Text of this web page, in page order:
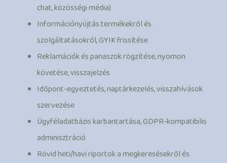
chat, közösségi média)
Információnyújtás termékekről és
szolgáltatásokról, GYIK frissítése
Reklamációk és panaszok rögzítése, nyomon
követése, visszajelzés
Időpont-egyeztetés, naptárkezelés, visszahívások
szervezése
Ügyféladatbázis karbantartása, GDPR-kompatibilis
adminisztráció
Rövid heti/havi riportok a megkeresésekről és